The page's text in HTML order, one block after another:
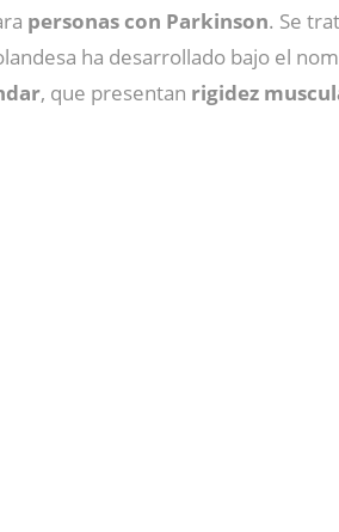
personas con Parkinson. Se
ha desarrollado bajo el
, que presentan rigidez